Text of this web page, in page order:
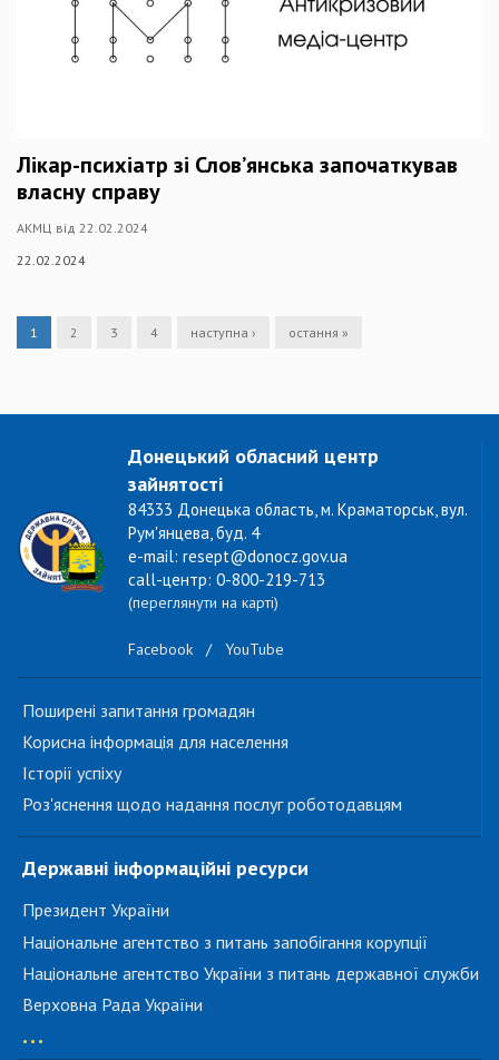
Лікар-психіатр зі Слов’янська започаткував
власну справу
АКМЦ від 22.02.2024
22.02.2024
1 2 3 4 наступна › остання »
Донецький обласний центр
зайнятості
84333 Донецька область, м. Краматорськ, вул.
Рум'янцева, буд. 4
e-mail: resept@donocz.gov.ua
call-центр: 0-800-219-713
(переглянути на карті)
Facebook / YouTube
Поширені запитання громадян
Корисна інформація для населення
Історії успіху
Роз'яснення щодо надання послуг роботодавцям
Державні інформаційні ресурси
Президент України
Національне агентство з питань запобігання корупції
Національне агентство України з питань державної служби
Верховна Рада України
...